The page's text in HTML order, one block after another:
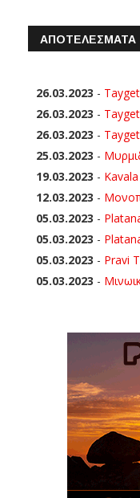
ΑΠΟΤΕΛΕΣΜΑΤΑ
26.03.2023 -
26.03.2023 -
26.03.2023 -
25.03.2023 -
19.03.2023 -
12.03.2023 -
05.03.2023 -
05.03.2023 -
05.03.2023 - Pravi
05.03.2023 -